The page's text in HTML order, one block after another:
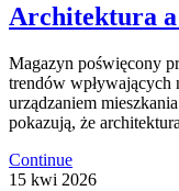
Architektura
Magazyn poświęcony
trendów wpływających
urządzaniem
pokazują, że
Continue
15 kwi 2026